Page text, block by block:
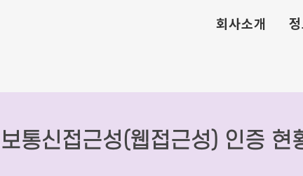
회사소개
통신접근성(웹접근성) 인증 현